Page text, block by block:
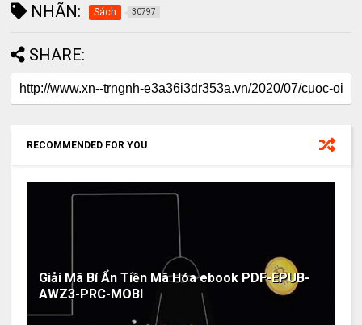
NHÃN: Sách 30797
SHARE:
RECOMMENDED FOR YOU
Giải Mã Bí Ẩn Tiền Mã Hóa ebook PDF-EPUB-
AWZ3-PRC-MOBI